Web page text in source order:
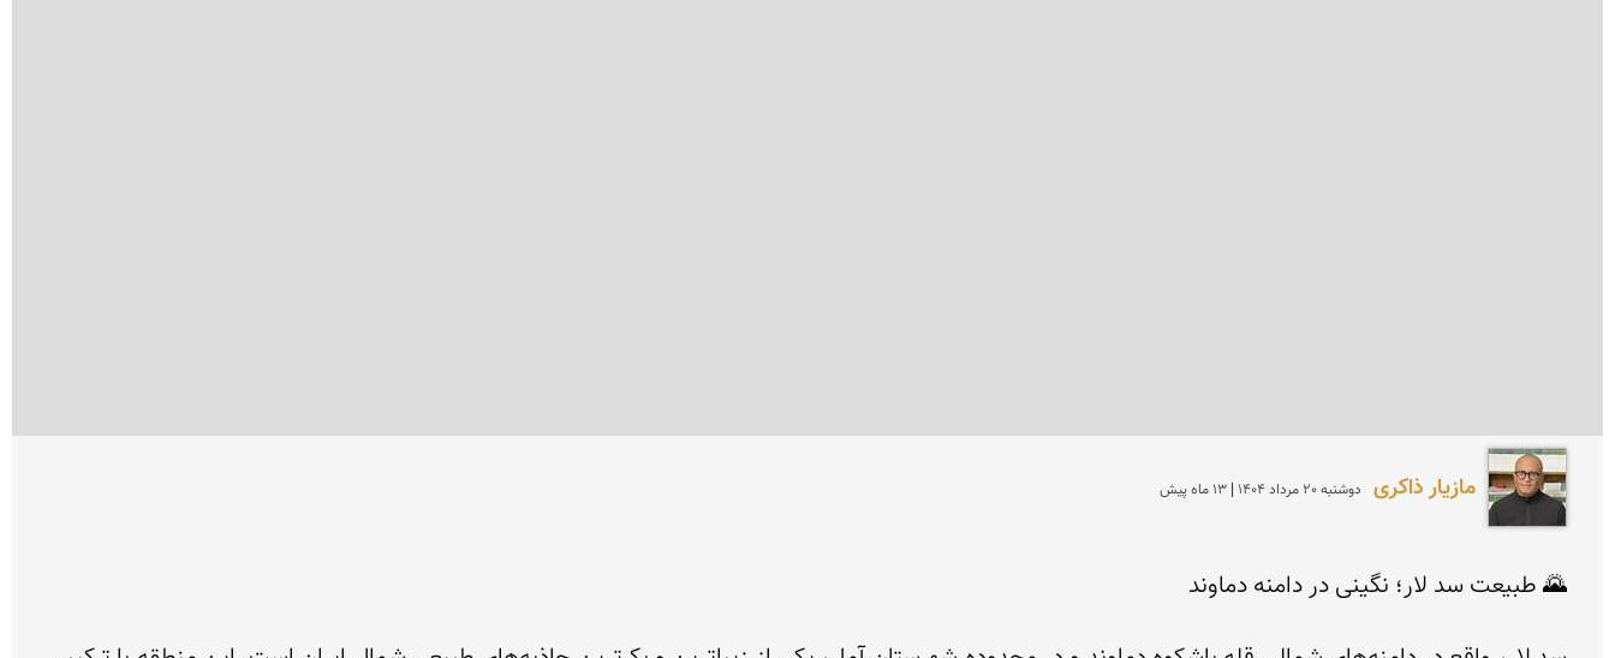
مازیار ذاکری دوشنبه 20 مرداد 1404 | 13 ماه پیش